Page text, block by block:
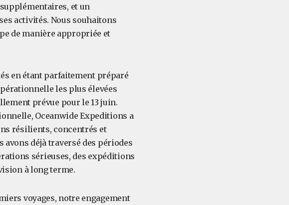
et un
activités. Nous souhaitons
de manière appropriée et
en étant parfaitement préparé
les plus élevées
prévue pour le 13 juin.
Oceanwide Expeditions a
résilients, concentrés et
déjà traversé des périodes
sérieuses, des expéditions
à long terme.
voyages, notre engagement